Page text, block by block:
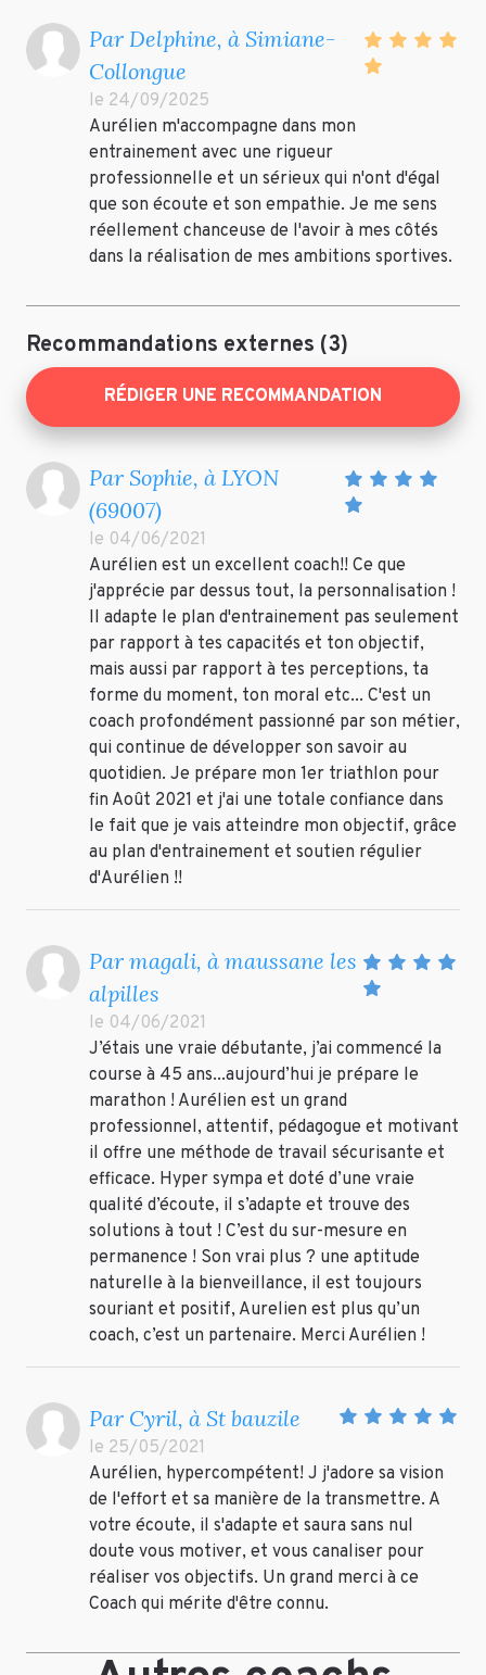
Par Delphine, à Simiane-
Collongue
le 24/09/2025
Aurélien m'accompagne dans mon
entrainement avec une rigueur
professionnelle et un sérieux qui n'ont d'égal
que son écoute et son empathie. Je me sens
réellement chanceuse de l'avoir à mes côtés
dans la réalisation de mes ambitions sportives.
Recommandations externes (3)
RÉDIGER UNE RECOMMANDATION
Par Sophie, à LYON
(69007)
le 04/06/2021
Aurélien est un excellent coach!! Ce que
j'apprécie par dessus tout, la personnalisation !
Il adapte le plan d'entrainement pas seulement
par rapport à tes capacités et ton objectif,
mais aussi par rapport à tes perceptions, ta
forme du moment, ton moral etc... C'est un
coach profondément passionné par son métier,
qui continue de développer son savoir au
quotidien. Je prépare mon 1er triathlon pour
fin Août 2021 et j'ai une totale confiance dans
le fait que je vais atteindre mon objectif, grâce
au plan d'entrainement et soutien régulier
d'Aurélien !!
Par magali, à maussane les
alpilles
le 04/06/2021
J’étais une vraie débutante, j’ai commencé la
course à 45 ans...aujourd’hui je prépare le
marathon ! Aurélien est un grand
professionnel, attentif, pédagogue et motivant
il offre une méthode de travail sécurisante et
efficace. Hyper sympa et doté d’une vraie
qualité d’écoute, il s’adapte et trouve des
solutions à tout ! C’est du sur-mesure en
permanence ! Son vrai plus ? une aptitude
naturelle à la bienveillance, il est toujours
souriant et positif, Aurelien est plus qu’un
coach, c’est un partenaire. Merci Aurélien !
Par Cyril, à St bauzile
le 25/05/2021
Aurélien, hypercompétent! J j'adore sa vision
de l'effort et sa manière de la transmettre. A
votre écoute, il s'adapte et saura sans nul
doute vous motiver, et vous canaliser pour
réaliser vos objectifs. Un grand merci à ce
Coach qui mérite d'être connu.